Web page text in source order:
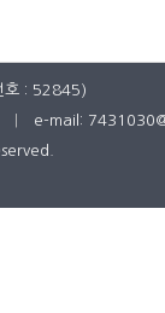
호 : 52845)
e-mail: